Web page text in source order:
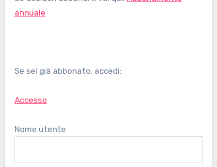
annuale
Se sei già abbonato, accedi:
Accesso
Nome utente